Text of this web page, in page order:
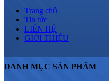
Trang chủ
Tin tức
LIÊN HỆ
GIỚI THIỆU
DANH MỤC SẢN PHẨM